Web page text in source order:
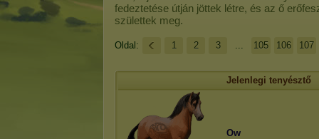
fedeztetése útján jöttek létre, és az ő
születtek meg.
Oldal: 1 2 3 ... 105 106 107
Jelenlegi tenyésztő
Ow